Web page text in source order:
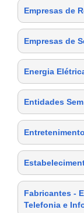
Empresas de
Empresas de
Energia
Entidades
Entretenimento
Fabricantes -
Telefonia e